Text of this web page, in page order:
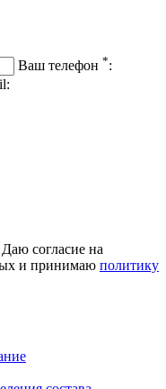
Ваш телефон *:
Даю согласие на
и принимаю политику